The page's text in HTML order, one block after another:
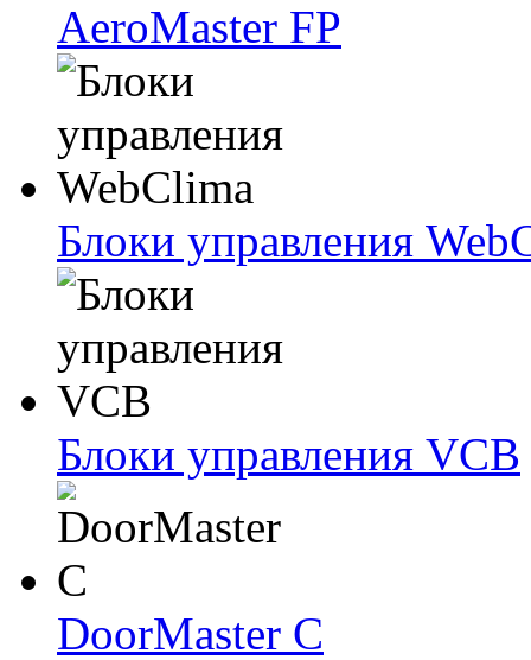
AeroMaster FP
Блоки упрaвлeния
Блоки упрaвлeния VCB
DoorMaster C